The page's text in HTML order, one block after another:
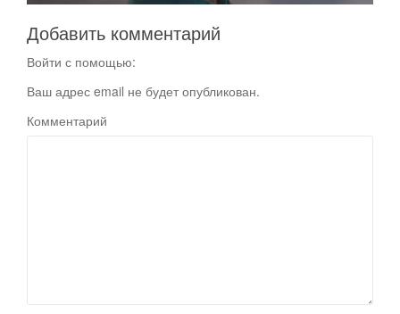
Добавить комментарий
Войти с помощью:
Ваш адрес email не будет опубликован.
Комментарий